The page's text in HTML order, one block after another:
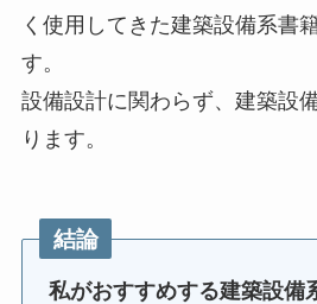
く使用してきた建築設備系書
す。
設備設計に関わらず、建築設
ります。
結論
私がおすすめする建築設備